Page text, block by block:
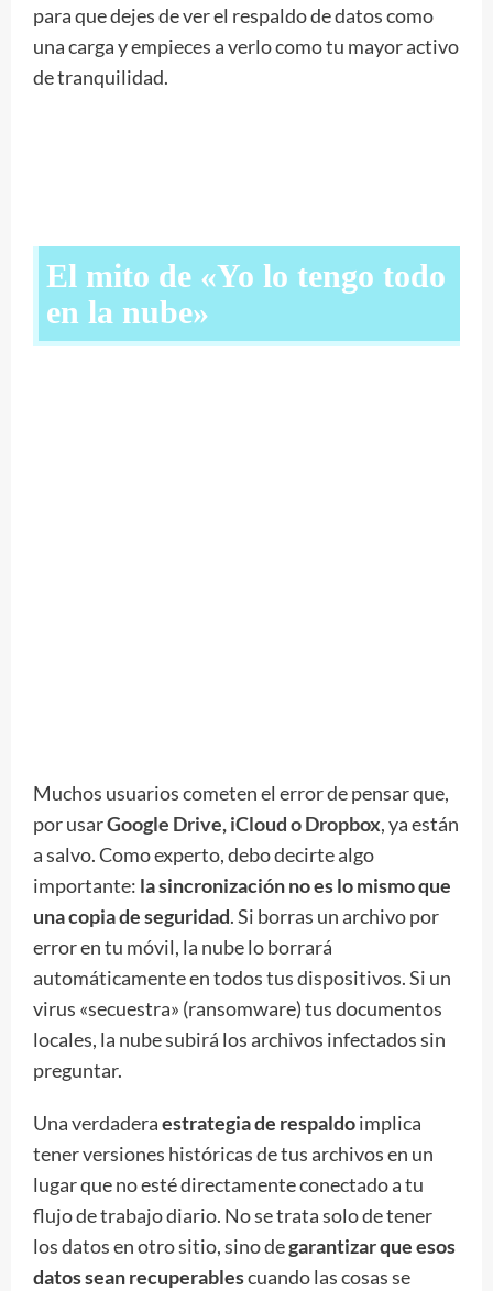
para que dejes de ver el respaldo de datos como
una carga y empieces a verlo como tu mayor activo
de tranquilidad.
El mito de «Yo lo tengo todo
en la nube»
Muchos usuarios cometen el error de pensar que,
por usarGoogle Drive, iCloud o Dropbox, ya están
a salvo. Como experto, debo decirte algo
importante: la sincronización no es lo mismo que
una copia de seguridad. Si borras un archivo por
error en tu móvil, la nube lo borrará
automáticamente en todos tus dispositivos. Si un
virus «secuestra» (ransomware) tus documentos
locales, la nube subirá los archivos infectados sin
preguntar.
Una verdaderaestrategia de respaldoimplica
tener versiones históricas de tus archivos en un
lugar que no esté directamente conectado a tu
flujo de trabajo diario. No se trata solo de tener
los datos en otro sitio, sino degarantizar que esos
datos sean recuperablescuando las cosas se